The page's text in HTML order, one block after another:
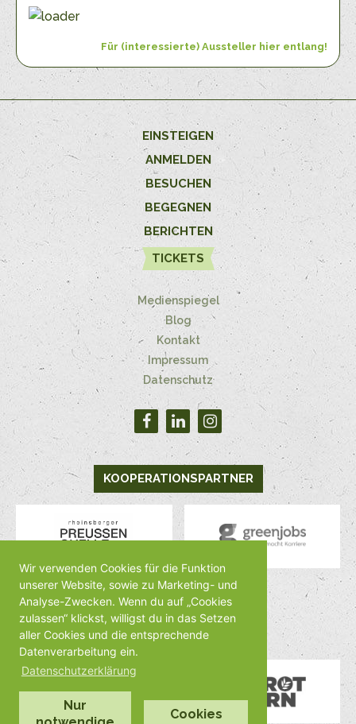
Wir verwenden Cookies für die Funktion
unserer Website, sowie zu Marketing- und
Analyse-Zwecken. Wenn du auf „Cookies
zulassen“ klickst, willigst du in das Setzen
aller Cookies und die entsprechende
Datenverarbeitung ein.
Datenschutzerklärung
Nur
Cookies
Für (interessierte) Aussteller hier entlang!
EINSTEIGEN
ANMELDEN
BESUCHEN
BEGEGNEN
BERICHTEN
TICKETS
Medienspiegel
Blog
Kontakt
Impressum
Datenschutz
KOOPERATIONSPARTNER
MEDIENPARTNER